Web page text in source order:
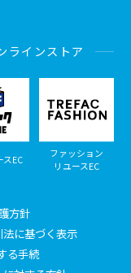
ラインストア
スEC
ファッション
リユースEC
方針
に基づく表示
る手続